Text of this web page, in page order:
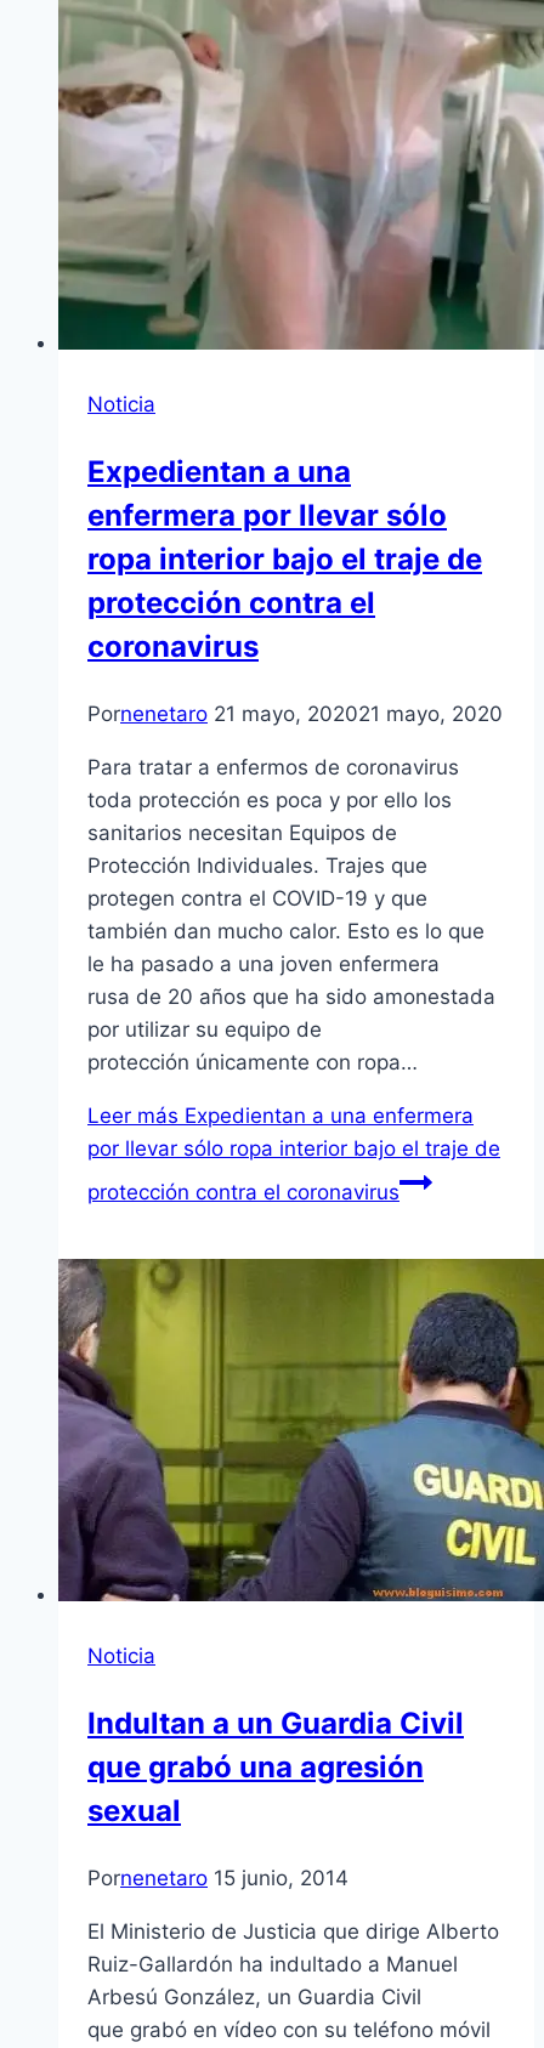
Noticia
Expedientan a una
enfermera por llevar sólo
ropa interior bajo el traje de
protección contra el
coronavirus
Pornenetaro 21 mayo, 202021 mayo, 2020
Para tratar a enfermos de coronavirus
toda protección es poca y por ello los
sanitarios necesitan Equipos de
Protección Individuales. Trajes que
protegen contra el COVID-19 y que
también dan mucho calor. Esto es lo que
le ha pasado a una joven enfermera
rusa de 20 años que ha sido amonestada
por utilizar su equipo de
protección únicamente con ropa…
Leer más Expedientan a una enfermera
por llevar sólo ropa interior bajo el traje de
protección contra el coronavirus
Noticia
Indultan a un Guardia Civil
que grabó una agresión
sexual
Pornenetaro 15 junio, 2014
El Ministerio de Justicia que dirige Alberto
Ruiz-Gallardón ha indultado a Manuel
Arbesú González, un Guardia Civil
que grabó en vídeo con su teléfono móvil